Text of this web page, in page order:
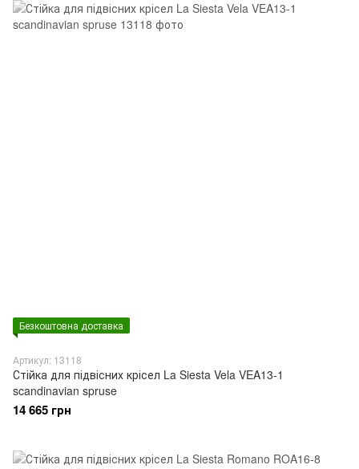
Безкоштовна доставка
Артикул: 13118
Стійка для підвісних крісел La Siesta Vela VEA13-1
scandinavian spruse
14 665 грн